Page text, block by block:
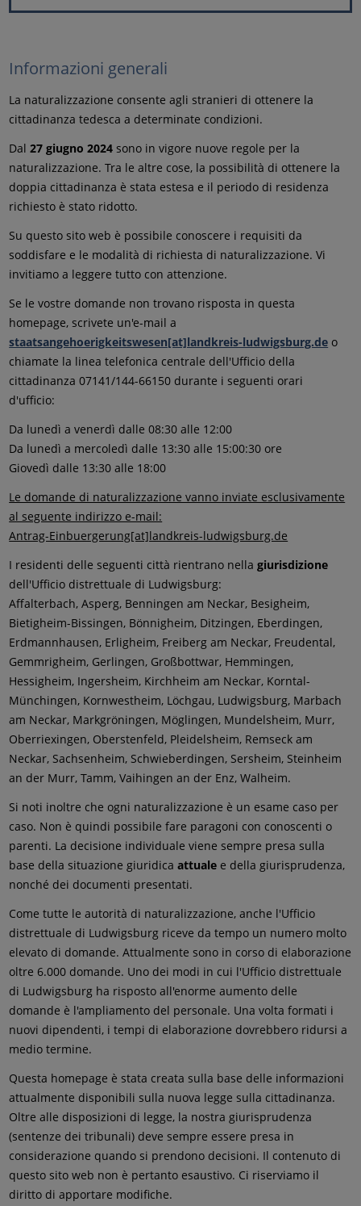
Informazioni generali
La naturalizzazione consente agli stranieri di ottenere la
cittadinanza tedesca a determinate condizioni.
Dal27 giugno 2024 sono in vigore nuove regole per la
naturalizzazione. Tra le altre cose, la possibilità di ottenere la
doppia cittadinanza è stata estesa e il periodo di residenza
richiesto è stato ridotto.
Su questo sito web è possibile conoscere i requisiti da
soddisfare e le modalità di richiesta di naturalizzazione. Vi
invitiamo a leggere tutto con attenzione.
Se le vostre domande non trovano risposta in questa
homepage, scrivete un'e-mail a
staatsangehoerigkeitswesen[at]landkreis-ludwigsburg.de o
chiamate la linea telefonica centrale dell'Ufficio della
cittadinanza 07141/144-66150 durante i seguenti orari
d'ufficio:
Da lunedì a venerdì dalle 08:30 alle 12:00
Da lunedì a mercoledì dalle 13:30 alle 15:00:30 ore
Giovedì dalle 13:30 alle 18:00
Le domande di naturalizzazione vanno inviate esclusivamente
al seguente indirizzo e-mail:
Antrag-Einbuergerung[at]landkreis-ludwigsburg.de
I residenti delle seguenti città rientrano nellagiurisdizione
dell'Ufficio distrettuale di Ludwigsburg:
Affalterbach, Asperg, Benningen am Neckar, Besigheim,
Bietigheim-Bissingen, Bönnigheim, Ditzingen, Eberdingen,
Erdmannhausen, Erligheim, Freiberg am Neckar, Freudental,
Gemmrigheim, Gerlingen, Großbottwar, Hemmingen,
Hessigheim, Ingersheim, Kirchheim am Neckar, Korntal-
Münchingen, Kornwestheim, Löchgau, Ludwigsburg, Marbach
am Neckar, Markgröningen, Möglingen, Mundelsheim, Murr,
Oberriexingen, Oberstenfeld, Pleidelsheim, Remseck am
Neckar, Sachsenheim, Schwieberdingen, Sersheim, Steinheim
an der Murr, Tamm, Vaihingen an der Enz, Walheim.
Si noti inoltre che ogni naturalizzazione è un esame caso per
caso. Non è quindi possibile fare paragoni con conoscenti o
parenti. La decisione individuale viene sempre presa sulla
base della situazione giuridicaattuale e della giurisprudenza,
nonché dei documenti presentati.
Come tutte le autorità di naturalizzazione, anche l'Ufficio
distrettuale di Ludwigsburg riceve da tempo un numero molto
elevato di domande. Attualmente sono in corso di elaborazione
oltre 6.000 domande. Uno dei modi in cui l'Ufficio distrettuale
di Ludwigsburg ha risposto all'enorme aumento delle
domande è l'ampliamento del personale. Una volta formati i
nuovi dipendenti, i tempi di elaborazione dovrebbero ridursi a
medio termine.
Questa homepage è stata creata sulla base delle informazioni
attualmente disponibili sulla nuova legge sulla cittadinanza.
Oltre alle disposizioni di legge, la nostra giurisprudenza
(sentenze dei tribunali) deve sempre essere presa in
considerazione quando si prendono decisioni. Il contenuto di
questo sito web non è pertanto esaustivo. Ci riserviamo il
diritto di apportare modifiche.